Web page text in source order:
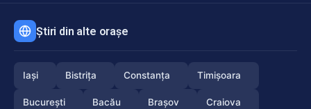
Știri din alte orașe
Iași Bistrița Constanța Timișoara
București Bacău Brașov Craiova